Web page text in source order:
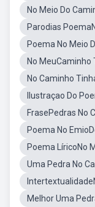
No Meio Do
Parodias
Poema No Meio
No MeuCaminho
No Caminho
Ilustraçao Do
FrasePedras No
Poema No
Poema LíricoNo
Uma Pedra No
Melhor Uma